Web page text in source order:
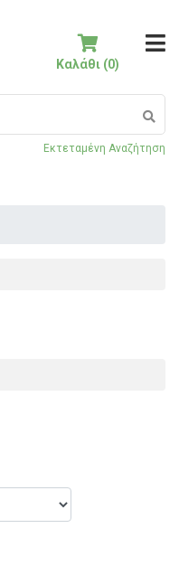
Εκτεταμένη Αναζήτηση
Καλάθι (0)